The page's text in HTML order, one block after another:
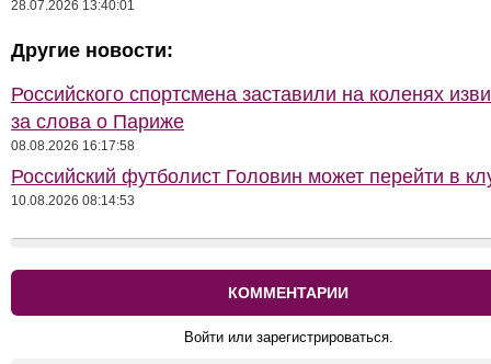
28.07.2026 13:40:01
Другие новости:
Российского спортсмена заставили на коленях
за слова о Париже
08.08.2026 16:17:58
Российский футболист Головин может перейти в
10.08.2026 08:14:53
КОММЕНТАРИИ
Войти или зарегистрироваться.